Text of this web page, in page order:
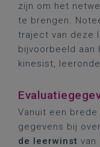
zijn om het
te brengen.
traject van deze
bijvoorbeeld aan
kinesist,
Vanuit een
gegevens bij
de leerwinst van